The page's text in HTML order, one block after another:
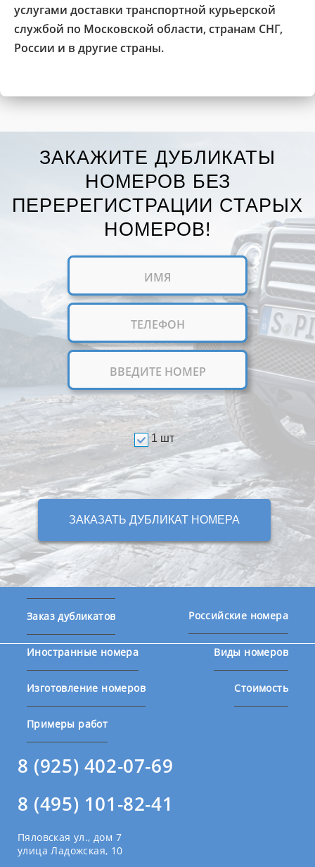
услугами доставки транспортной курьерской
службой по Московской области, странам СНГ,
России и в другие страны.
ЗАКАЖИТЕ ДУБЛИКАТЫ
НОМЕРОВ БЕЗ
ПЕРЕРЕГИСТРАЦИИ СТАРЫХ
НОМЕРОВ!
1 шт
ЗАКАЗАТЬ ДУБЛИКАТ НОМЕРА
Заказ дубликатов Российские номера
Иностранные номера Виды номеров
Изготовление номеров Стоимость
Примеры работ
8 (925) 402-07-69
8 (495) 101-82-41
Пяловская ул., дом 7
улица Ладожская, 10